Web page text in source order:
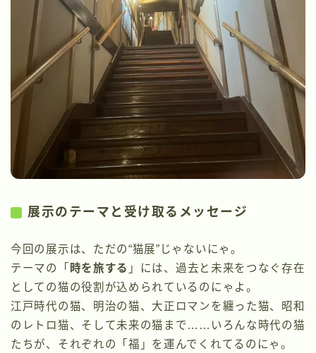
展示のテーマと受け取るメッセージ
今回の展示は、ただの“猫展”じゃないにゃ。
テーマの「 時を旅する 」には、過去と未来をつなぐ存在
としての猫の役割が込められているのにゃよ。
江戸時代の猫、明治の猫、大正ロマンを纏った猫、昭和
のレトロ猫、そして未来の猫まで……いろんな時代の猫
たちが、それぞれの「福」を運んでくれてるのにゃ。